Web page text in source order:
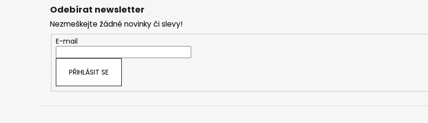
Odebírat newsletter
Nezmeškejte žádné novinky či slevy!
E-mail
PŘIHLÁSIT SE